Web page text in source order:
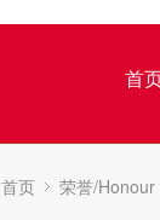
首
首页 荣誉/Honour